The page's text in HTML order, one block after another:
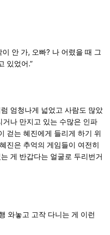
안 가, 오빠? 나 어렸을 때 그
있었어.”
엄청나게 넓었고 사람도 많았
나 만지고 있는 수많은 인파
걷는 혜진에게 들리게 하기 위
진은 추억의 게임들이 여전히
게 반갑다는 얼굴로 두리번거
와놓고 고작 다니는 게 이런